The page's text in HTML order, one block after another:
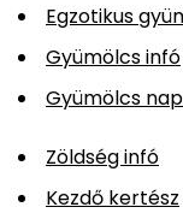
Egzotikus
Gyümölcs infó
Gyümölcs
Zöldség infó
Kezdő kertész